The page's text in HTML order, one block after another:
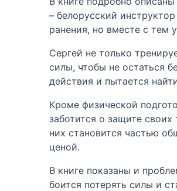
– белорусский
ранения, но вместе с тем
Сергей не только
силы, чтобы не остаться
действия и пытается
Кроме физической
заботится о защите
них становится частью
ценой.
В книге показаны и
боится потерять силы и